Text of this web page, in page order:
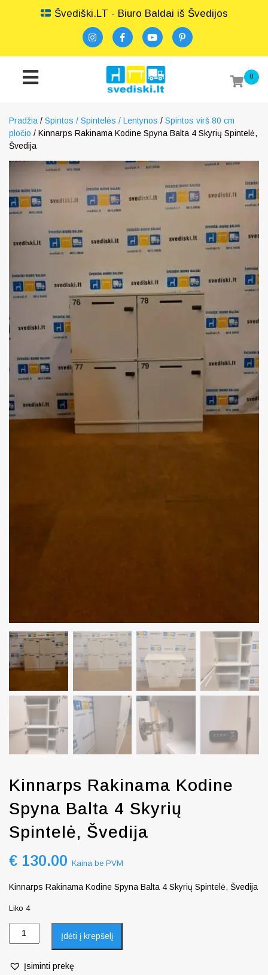
Švediški.LT - Biuro Baldai iš Švedijos
0
Pradžia / Spintos / Spintelės / Lentynos / Spintos virš 80 cm
pločio / Kinnarps Rakinama Kodine Spyna Balta 4 Skyrių Spintelė,
Švedija
Kinnarps Rakinama Kodine
Spyna Balta 4 Skyrių
Spintelė, Švedija
€ 130.00 Kaina be PVM
Kinnarps Rakinama Kodine Spyna Balta 4 Skyrių Spintelė, Švedija
Liko 4
Įdėti į krepšelį
Įsiminti prekę